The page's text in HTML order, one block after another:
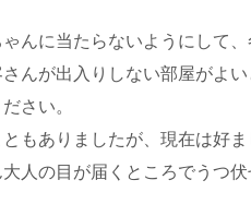
んに当たらないようにして
んが出入りしない部屋がよい
さい。
もありましたが、現在は好
人の目が届くところでうつ